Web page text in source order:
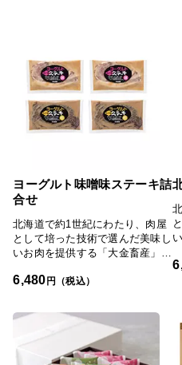
な気泡が立ち上ります。豊富な果
実味と柑橘類や洋なしの風味があ
り、フレッシュですっきりとした
口当たりです。
ヨーグルト味噌味ステーキ詰
合せ
北海道で約1世紀にわたり、肉屋
として培った技術で選んだ美味し
いお肉を提供する「大金畜産」。
ステーキをヨーグルトと赤味噌で
のステーキはお好みでスライスし
てお楽しみください。
6,480 円（税込）